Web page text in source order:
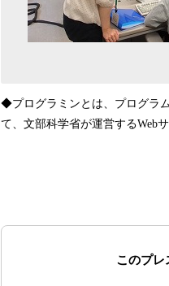
◆プログラミンとは、プログラ
て、文部科学省が運営するWebサ
このプレ